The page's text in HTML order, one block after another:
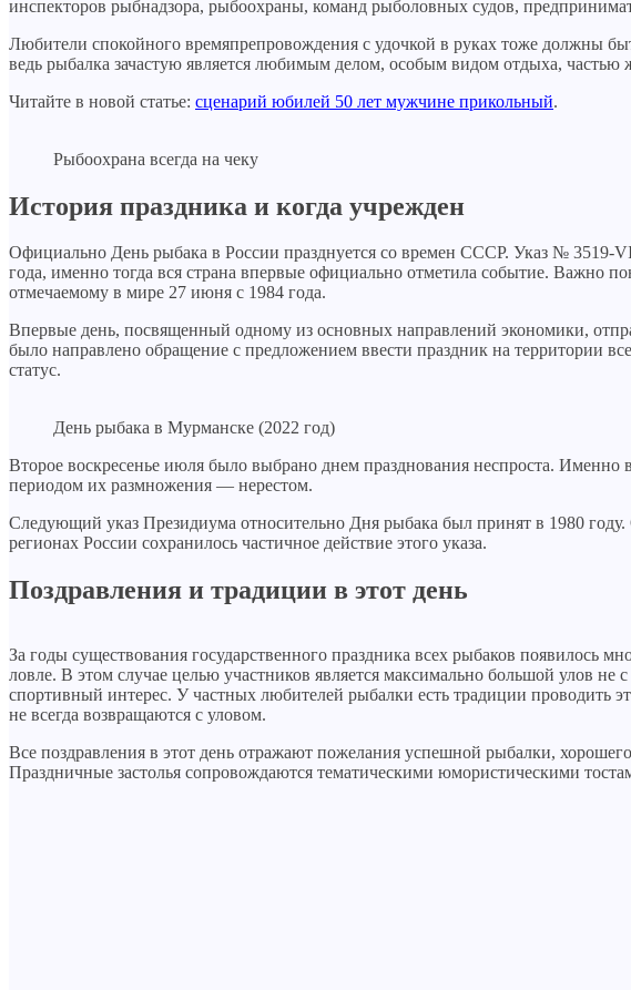
инспекторов рыбнадзора, рыбоохраны, команд рыболовных судов,
Любители спокойного времяпрепровождения с удочкой в руках тоже должны
ведь рыбалка зачастую является любимым делом, особым видом отдыха, частью
Читайте в новой статье: сценарий юбилей 50 лет мужчине прикольный.
Рыбоохрана всегда на чеку
История праздника и когда учрежден
Официально День рыбака в России празднуется со времен СССР. Указ №
года, именно тогда вся страна впервые официально отметила событие. Важно
отмечаемому в мире 27 июня с 1984 года.
Впервые день, посвященный одному из основных направлений экономики,
было направлено обращение с предложением ввести праздник на территории
статус.
День рыбака в Мурманске (2022 год)
Второе воскресенье июля было выбрано днем празднования неспроста. Именно
периодом их размножения — нерестом.
Следующий указ Президиума относительно Дня рыбака был принят в 1980
регионах России сохранилось частичное действие этого указа.
Поздравления и традиции в этот день
За годы существования государственного праздника всех рыбаков появилось
ловле. В этом случае целью участников является максимально большой улов
спортивный интерес. У частных любителей рыбалки есть традиции проводить
не всегда возвращаются с уловом.
Все поздравления в этот день отражают пожелания успешной рыбалки,
Праздничные застолья сопровождаются тематическими юмористическими